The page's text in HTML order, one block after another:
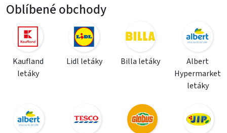
Oblíbené obchody
Kaufland
letáky
Lidl letáky Billa letáky
Albert
Hypermarket
letáky